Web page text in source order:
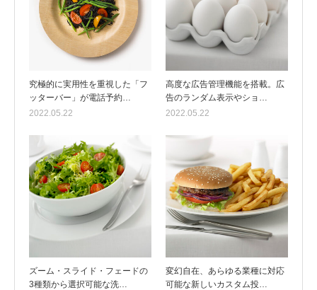
究極的に実用性を重視した「フ
ッターバー」が電話予約…
2022.05.22
高度な広告管理機能を搭載。広
告のランダム表示やショ…
2022.05.22
ズーム・スライド・フェードの
3種類から選択可能な洗…
変幻自在、あらゆる業種に対応
可能な新しいカスタム投…